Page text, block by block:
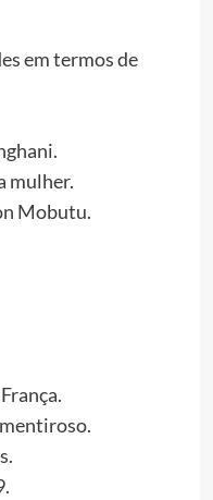
em termos de
mulher.
Mobutu.